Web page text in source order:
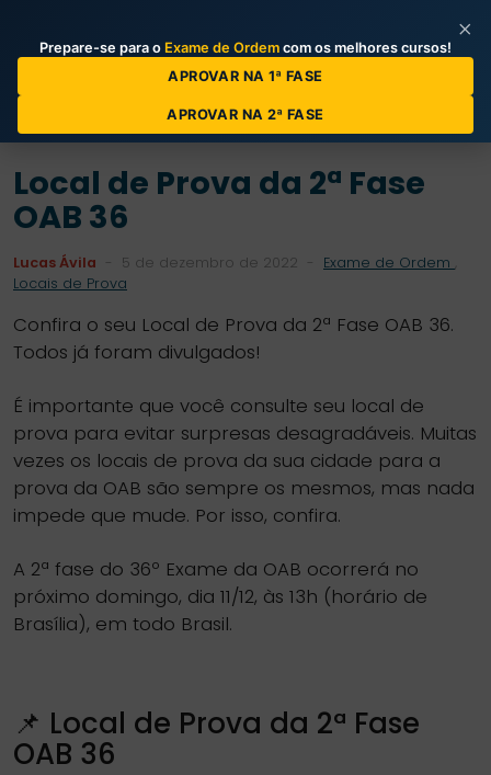
Categorias de Posts
Local de Prova da 2ª Fase
OAB 36
Lucas Ávila 5 de dezembro de 2022 Exame de Ordem
Locais de Prova
Confira o seu Local de Prova da 2ª Fase OAB 36.
Todos já foram divulgados!
É importante que você consulte seu local de
prova para evitar surpresas desagradáveis. Muitas
vezes os locais de prova da sua cidade para a
prova da OAB são sempre os mesmos, mas nada
impede que mude. Por isso, confira.
A 2ª fase do 36º Exame da OAB ocorrerá no
próximo domingo, dia 11/12, às 13h (horário de
Brasília), em todo Brasil.
📌 Local de Prova da 2ª Fase
OAB 36
×
Prepare-se para o Exame de Ordem com os melhores cursos!
APROVAR NA 1ª FASE
APROVAR NA 2ª FASE